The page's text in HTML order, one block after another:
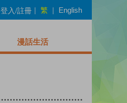
登入/註冊 | 繁 | English
漫話生活